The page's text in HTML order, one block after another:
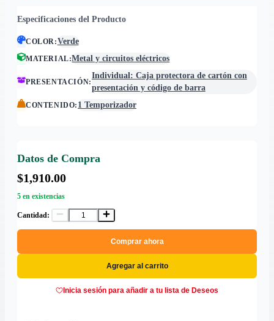
Especificaciones del Producto
COLOR:Verde
MATERIAL:Metal y circuitos eléctricos
PRESENTACIÓN:
Individual: Caja protectora de cartón con
presentación y código de barra
CONTENIDO: 1 Temporizador
Datos de Compra
$1,910.00
5 en existencias
Cantidad:
Comprar ahora
Agregar al carrito
Inicia sesión para añadir a tu lista de Deseos